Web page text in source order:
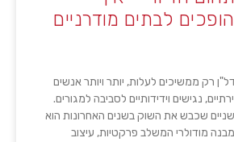
לבתים מודרניים
רק ממשיכים לעלות, יותר ויותר אנשים
נגישים וידידותיים לסביבה למגורים.
שכבש את השוק בשנים האחרונות הוא
מבנה מודולרי המשלב פרקטיות, עיצוב